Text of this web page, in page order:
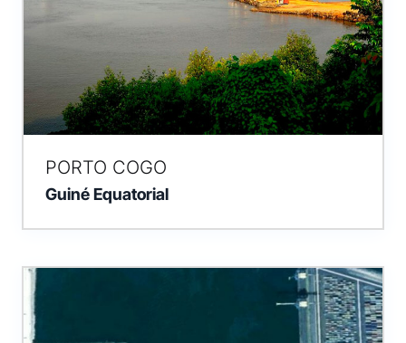
PORTO COGO
Guiné Equatorial